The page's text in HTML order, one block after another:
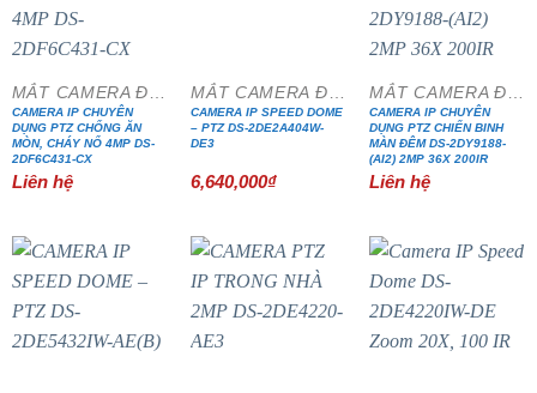
CAMERA IP CHUYÊN
DỤNG PTZ CHỐNG ĂN
MÒN, CHÁY NỔ 4MP DS-
2DF6C431-CX
Liên hệ
CAMERA IP SPEED DOME
– PTZ DS-2DE2A404W-
DE3
6,640,000₫
CAMERA IP CHUYÊN
DỤNG PTZ CHIẾN BINH
MÀN ĐÊM DS-2DY9188-
(AI2) 2MP 36X 200IR
Liên hệ